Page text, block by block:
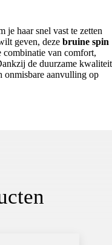
je haar snel vast te zetten
geven, deze bruine spin
combinatie van comfort,
de duurzame kwaliteit
onmisbare aanvulling op